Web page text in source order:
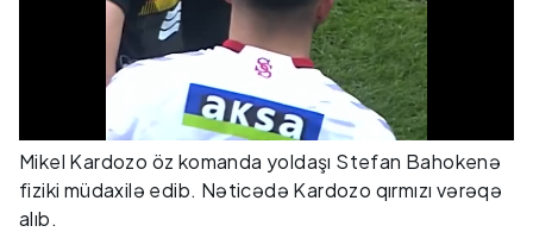
Mikel Kardozo öz komanda yoldaşı Stefan Bahokenə
fiziki müdaxilə edib. Nəticədə Kardozo qırmızı vərəqə
alıb.